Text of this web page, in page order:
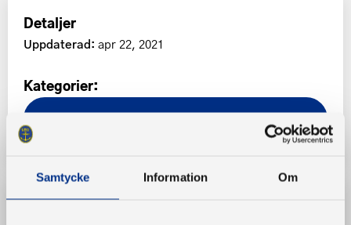
Samtycke Information Om
Detaljer
Uppdaterad: apr 22, 2021
Kategorier:
Ungdomskommitténs protokoll